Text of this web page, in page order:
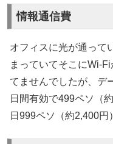
情報通信費
オフィスに光が通って
まっていてそこにWi-
てませんでしたが、デ
日間有効で499ペソ（
日999ペソ（約2,400